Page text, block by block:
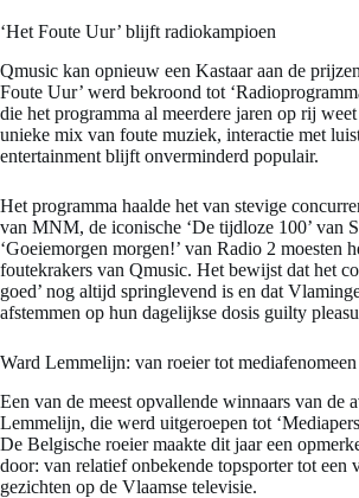
‘Het Foute Uur’ blijft radiokampioen
Qmusic kan opnieuw een Kastaar aan de
Foute Uur’ werd bekroond tot
die het programma al meerdere jaren op rij
unieke mix van foute muziek, interactie met
entertainment blijft onverminderd populair.
Het programma haalde het van stevige
van MNM, de iconische ‘De tijdloze 100’ van
‘Goeiemorgen morgen!’ van Radio 2 moesten
foutekrakers van Qmusic. Het bewijst dat het
goed’ nog altijd springlevend is en dat
afstemmen op hun dagelijkse dosis guilty
Ward Lemmelijn: van roeier tot mediafenomeen
Een van de meest opvallende winnaars van de
Lemmelijn, die werd uitgeroepen tot
De Belgische roeier maakte dit jaar een
door: van relatief onbekende topsporter tot een
gezichten op de Vlaamse televisie.